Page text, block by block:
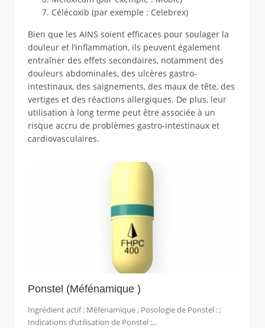
Célécoxib (par exemple : Celebrex)
Bien que les AINS soient efficaces pour soulager la
douleur et l’inflammation, ils peuvent également
entraîner des effets secondaires, notamment des
douleurs abdominales, des ulcères gastro-
intestinaux, des saignements, des maux de tête, des
vertiges et des réactions allergiques. De plus, leur
utilisation à long terme peut être associée à un
risque accru de problèmes gastro-intestinaux et
cardiovasculaires.
Ponstel (Méfénamique )
Ingrédient actif : Méfénamique ; Posologie de Ponstel : ;
Indications d’utilisation de Ponstel :...